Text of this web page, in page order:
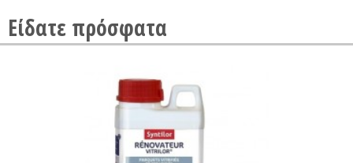
Είδατε πρόσφατα